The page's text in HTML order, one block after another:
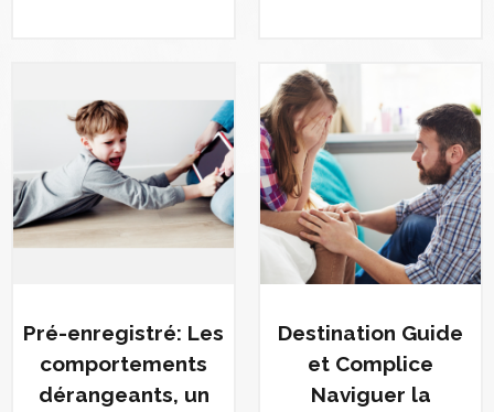
Pré-enregistré: Les
comportements
dérangeants, un
Destination Guide
et Complice
Naviguer la